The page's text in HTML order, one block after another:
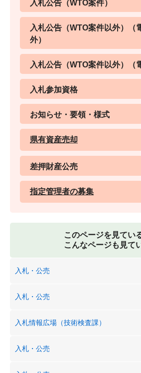
入札公告（WTO案件）
入札公告（WTO案件以外）（
外）
入札公告（WTO案件以外）（
入札参加資格
お知らせ・要領・様式
県有資産売却
差押財産公売
指定管理者の募集
このページを見てい
こんなページも見て
入札・公売
入札・公売
入札情報広場（技術検査課）
入札・公売